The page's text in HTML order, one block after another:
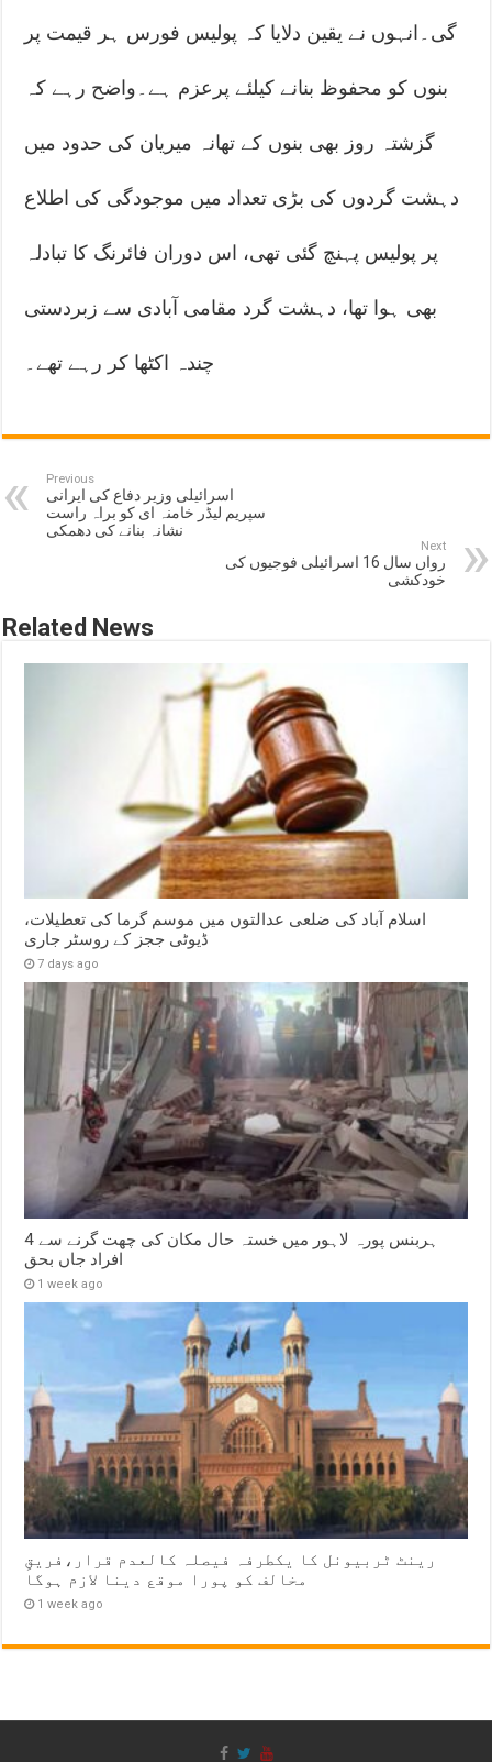
گی۔انہوں نے یقین دلایا کہ پولیس فورس ہر قیمت پر
بنوں کو محفوظ بنانے کیلئے پرعزم ہے۔واضح رہے کہ
گزشتہ روز بھی بنوں کے تھانہ میریان کی حدود میں
دہشت گردوں کی بڑی تعداد میں موجودگی کی اطلاع
پر پولیس پہنچ گئی تھی، اس دوران فائرنگ کا تبادلہ
بھی ہوا تھا، دہشت گرد مقامی آبادی سے زبردستی
چندہ اکٹھا کر رہے تھے۔
Previous
اسرائیلی وزیر دفاع کی ایرانی
سپریم لیڈر خامنہ ای کو براہ راست
نشانہ بنانے کی دھمکی
Next
رواں سال 16 اسرائیلی فوجیوں کی
خودکشی
Related News
اسلام آباد کی ضلعی عدالتوں میں موسم گرما کی تعطیلات،
ڈیوٹی ججز کے روسٹر جاری
7 days ago
ہربنس پورہ لاہور میں خستہ حال مکان کی چھت گرنے سے 4
افراد جاں بحق
1 week ago
رینٹ ٹربیونل کا یکطرفہ فیصلہ کالعدم قرار،فریقِ
مخالف کو پورا موقع دینا لازم ہوگا
1 week ago